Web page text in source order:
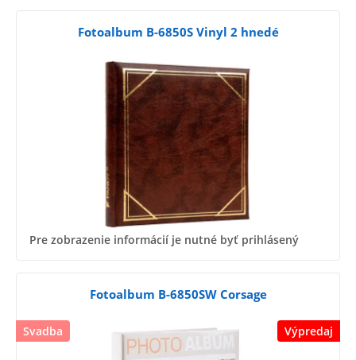
Fotoalbum B-6850S Vinyl 2 hnedé
Pre zobrazenie informácií je nutné byť prihlásený
Výpredaj
Svadba
Fotoalbum B-6850SW Corsage